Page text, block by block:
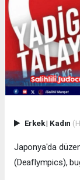
Erkek| Kadın
Japonya'da
(Deaflympics),